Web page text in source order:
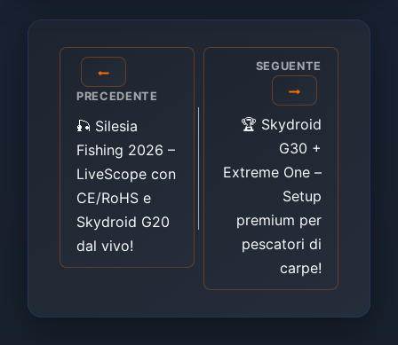
Navigazione
articoli
PRECEDENTE
🎣 Silesia
Fishing 2026 –
LiveScope con
CE/RoHS e
Skydroid G20
dal vivo!
SEGUENTE
🏆 Skydroid
G30 +
Extreme One –
Setup
premium per
pescatori di
carpe!